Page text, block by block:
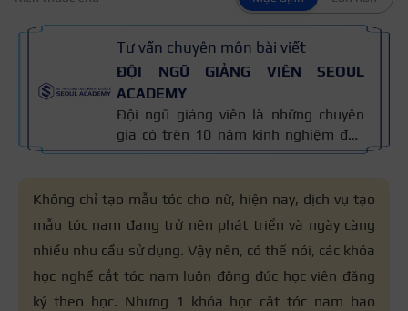
Tư vấn chuyên môn bài viết
ĐỘI NGŨ GIẢNG VIÊN SEOUL
ACADEMY
Đội ngũ giảng viên là những chuyên
gia có trên 10 năm kinh nghiệm đào
tạo nghề và kiến thức thẩm mỹ
nối mi, trang điểm, tóc. Nội dung bài
viết được xây dựng dựa trên giáo trình
đào tạo và kinh nghiệm giảng dạy
thực tế, đồng thời được cập nhật
thường xuyên để đảm bảo tính chính
xác.
Không chỉ tạo mẫu tóc cho nữ, hiện nay, dịch vụ tạo
mẫu tóc nam đang trở nên phát triển và ngày càng
nhiều nhu cầu sử dụng. Vậy nên, có thể nói, các khóa
học nghề cắt tóc nam luôn đông đúc học viên đăng
ký theo học. Nhưng 1 khóa học cắt tóc nam bao